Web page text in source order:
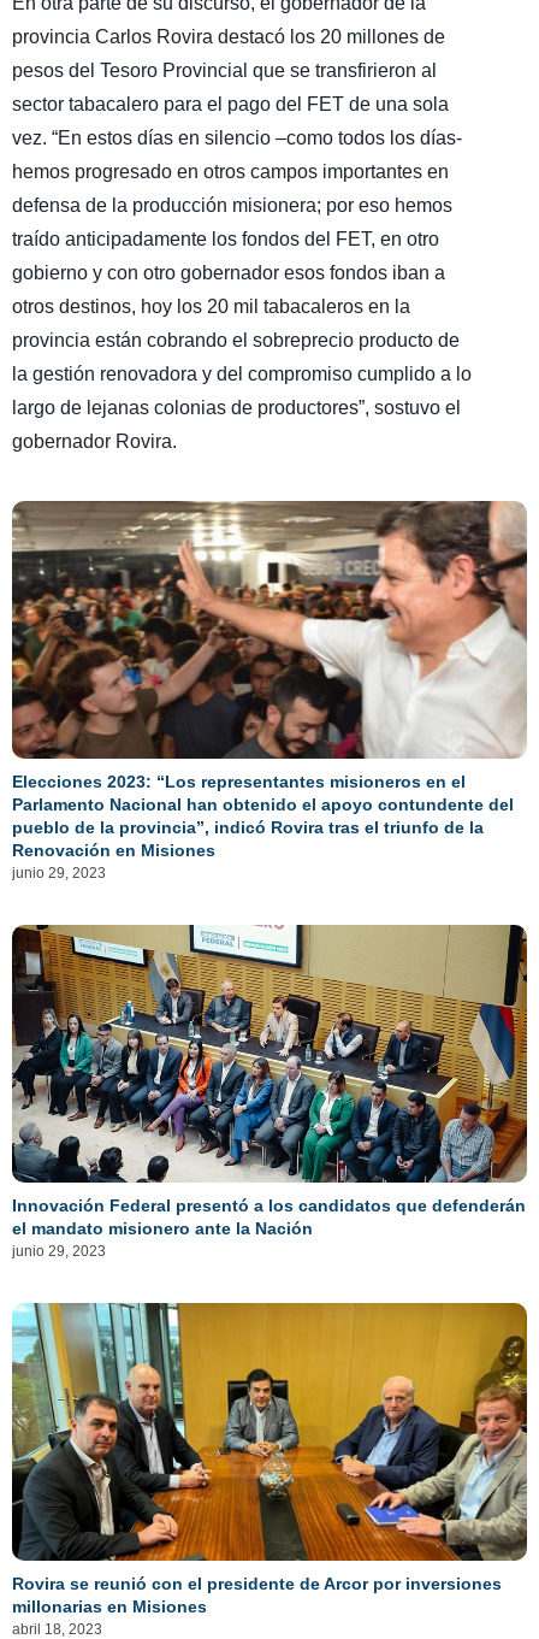
provincia Carlos Rovira destacó los 20 millones de
pesos del Tesoro Provincial que se transfirieron al
sector tabacalero para el pago del FET de una sola
vez. “En estos días en silencio –como todos los días-
hemos progresado en otros campos importantes en
defensa de la producción misionera; por eso hemos
traído anticipadamente los fondos del FET, en otro
gobierno y con otro gobernador esos fondos iban a
otros destinos, hoy los 20 mil tabacaleros en la
provincia están cobrando el sobreprecio producto de
la gestión renovadora y del compromiso cumplido a lo
largo de lejanas colonias de productores”, sostuvo el
gobernador Rovira.
Elecciones 2023: “Los representantes misioneros en el
Parlamento Nacional han obtenido el apoyo contundente del
pueblo de la provincia”, indicó Rovira tras el triunfo de la
Renovación en Misiones
junio 29, 2023
Innovación Federal presentó a los candidatos que defenderán
el mandato misionero ante la Nación
junio 29, 2023
Rovira se reunió con el presidente de Arcor por inversiones
millonarias en Misiones
abril 18, 2023